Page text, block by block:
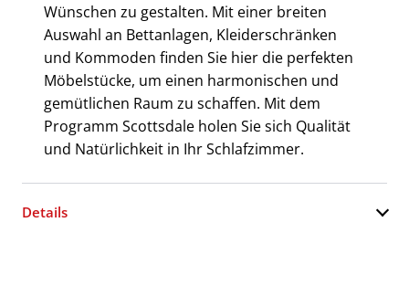
Wünschen zu gestalten. Mit einer breiten
Auswahl an Bettanlagen, Kleiderschränken
und Kommoden finden Sie hier die perfekten
Möbelstücke, um einen harmonischen und
gemütlichen Raum zu schaffen. Mit dem
Programm Scottsdale holen Sie sich Qualität
und Natürlichkeit in Ihr Schlafzimmer.
Details